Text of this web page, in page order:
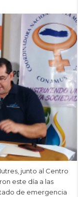
junto al Centro
este día a las
de emergencia